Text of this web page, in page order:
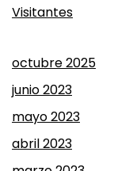
Visitantes
octubre 2025
junio 2023
mayo 2023
abril 2023